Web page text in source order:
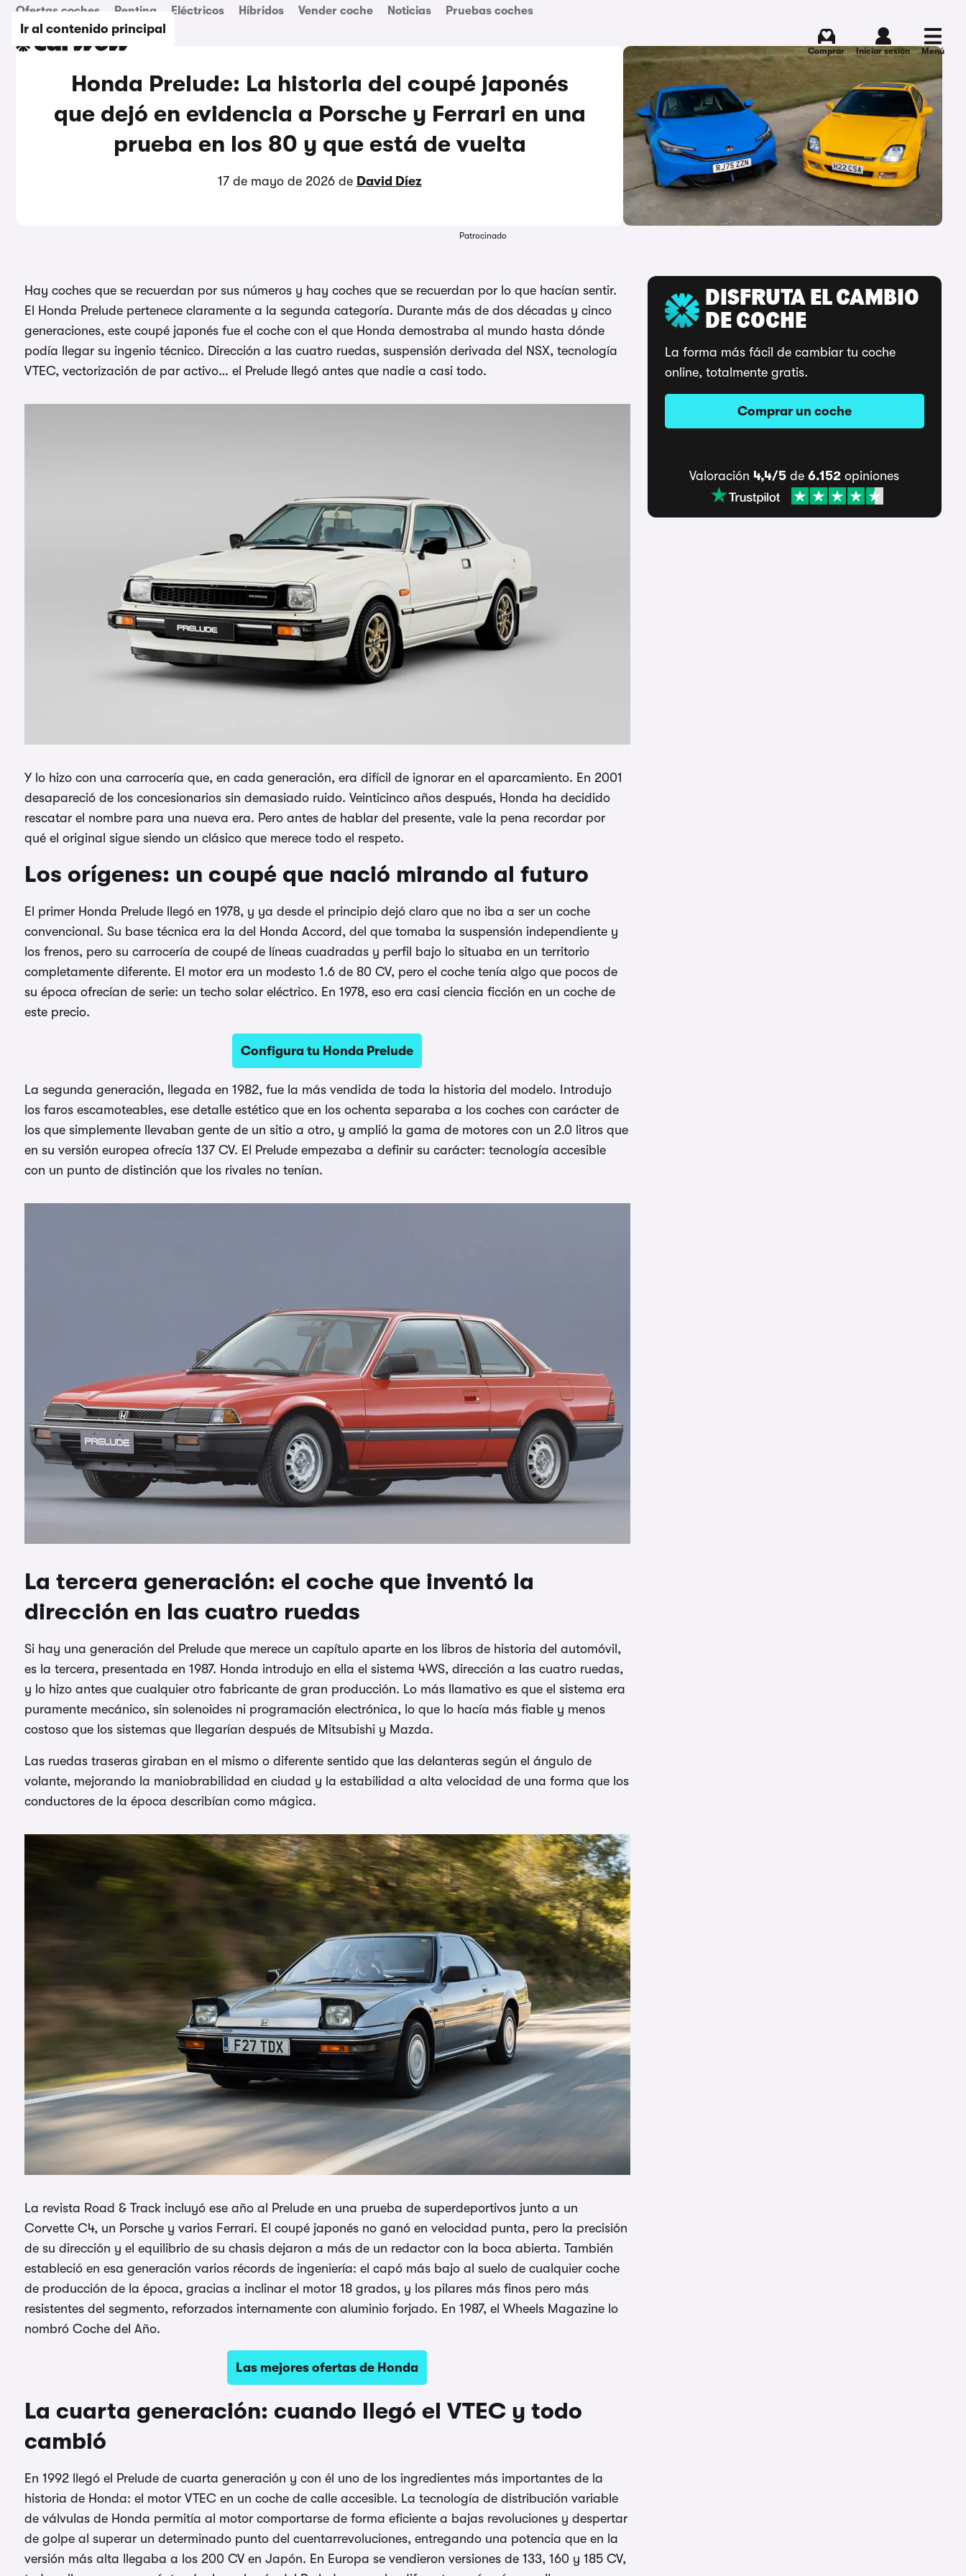
Ir al contenido principal
Ofertas coches Renting Eléctricos Híbridos Vender coche Noticias Pruebas coches
Comprar Iniciar sesión Menú
Honda Prelude: La historia del coupé japonés
que dejó en evidencia a Porsche y Ferrari en una
prueba en los 80 y que está de vuelta
17 de mayo de 2026 de David Díez
Patrocinado
Hay coches que se recuerdan por sus números y hay coches que se recuerdan por lo que hacían sentir.
El Honda Prelude pertenece claramente a la segunda categoría. Durante más de dos décadas y cinco
generaciones, este coupé japonés fue el coche con el que Honda demostraba al mundo hasta dónde
podía llegar su ingenio técnico. Dirección a las cuatro ruedas, suspensión derivada del NSX, tecnología
VTEC, vectorización de par activo… el Prelude llegó antes que nadie a casi todo.
Y lo hizo con una carrocería que, en cada generación, era difícil de ignorar en el aparcamiento. En 2001
desapareció de los concesionarios sin demasiado ruido. Veinticinco años después, Honda ha decidido
rescatar el nombre para una nueva era. Pero antes de hablar del presente, vale la pena recordar por
qué el original sigue siendo un clásico que merece todo el respeto.
Los orígenes: un coupé que nació mirando al futuro
El primer Honda Prelude llegó en 1978, y ya desde el principio dejó claro que no iba a ser un coche
convencional. Su base técnica era la del Honda Accord, del que tomaba la suspensión independiente y
los frenos, pero su carrocería de coupé de líneas cuadradas y perfil bajo lo situaba en un territorio
completamente diferente. El motor era un modesto 1.6 de 80 CV, pero el coche tenía algo que pocos de
su época ofrecían de serie: un techo solar eléctrico. En 1978, eso era casi ciencia ficción en un coche de
este precio.
Configura tu Honda Prelude
La segunda generación, llegada en 1982, fue la más vendida de toda la historia del modelo. Introdujo
los faros escamoteables, ese detalle estético que en los ochenta separaba a los coches con carácter de
los que simplemente llevaban gente de un sitio a otro, y amplió la gama de motores con un 2.0 litros que
en su versión europea ofrecía 137 CV. El Prelude empezaba a definir su carácter: tecnología accesible
con un punto de distinción que los rivales no tenían.
La tercera generación: el coche que inventó la
dirección en las cuatro ruedas
Si hay una generación del Prelude que merece un capítulo aparte en los libros de historia del automóvil,
es la tercera, presentada en 1987. Honda introdujo en ella el sistema 4WS, dirección a las cuatro ruedas,
y lo hizo antes que cualquier otro fabricante de gran producción. Lo más llamativo es que el sistema era
puramente mecánico, sin solenoides ni programación electrónica, lo que lo hacía más fiable y menos
costoso que los sistemas que llegarían después de Mitsubishi y Mazda.
Las ruedas traseras giraban en el mismo o diferente sentido que las delanteras según el ángulo de
volante, mejorando la maniobrabilidad en ciudad y la estabilidad a alta velocidad de una forma que los
conductores de la época describían como mágica.
La revista Road & Track incluyó ese año al Prelude en una prueba de superdeportivos junto a un
Corvette C4, un Porsche y varios Ferrari. El coupé japonés no ganó en velocidad punta, pero la precisión
de su dirección y el equilibrio de su chasis dejaron a más de un redactor con la boca abierta. También
estableció en esa generación varios récords de ingeniería: el capó más bajo al suelo de cualquier coche
de producción de la época, gracias a inclinar el motor 18 grados, y los pilares más finos pero más
resistentes del segmento, reforzados internamente con aluminio forjado. En 1987, el Wheels Magazine lo
nombró Coche del Año.
Las mejores ofertas de Honda
La cuarta generación: cuando llegó el VTEC y todo
cambió
En 1992 llegó el Prelude de cuarta generación y con él uno de los ingredientes más importantes de la
historia de Honda: el motor VTEC en un coche de calle accesible. La tecnología de distribución variable
de válvulas de Honda permitía al motor comportarse de forma eficiente a bajas revoluciones y despertar
de golpe al superar un determinado punto del cuentarrevoluciones, entregando una potencia que en la
versión más alta llegaba a los 200 CV en Japón. En Europa se vendieron versiones de 133, 160 y 185 CV,
DISFRUTA EL CAMBIO
DE COCHE
La forma más fácil de cambiar tu coche
online, totalmente gratis.
Comprar un coche
Valoración 4,4/5 de6.152 opiniones